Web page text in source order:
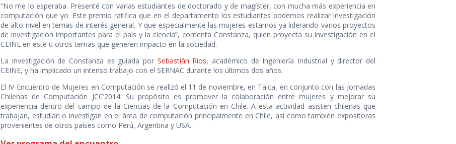
“No me lo esperaba. Presenté con varias estudiantes de doctorado y de magíster, con mucha más experiencia en
computación que yo. Este premio ratifica que en el departamento los estudiantes podemos realizar investigación
de alto nivel en temas de interés general. Y que especialmente las mujeres estamos ya liderando varios proyectos
de investigacion importantes para el país y la ciencia”, comenta Constanza, quien proyecta su investigación en el
CEINE en este u otros temas que generen impacto en la sociedad.
La investigación de Constanza es guiada por Sebastián Ríos, académico de Ingeniería Industrial y director del
CEINE, y ha implicado un intenso trabajo con el SERNAC durante los últimos dos años.
El IV Encuentro de Mujeres en Computación se realizó el 11 de noviembre, en Talca, en conjunto con las Jornadas
Chilenas de Computación JCC’2014. Su propósito es promover la colaboración entre mujeres y mejorar su
experiencia dentro del campo de la Ciencias de la Computación en Chile. A esta actividad asisten chilenas que
trabajan, estudian o investigan en el área de computación principalmente en Chile, así como también expositoras
provenientes de otros países como Perú, Argentina y USA.